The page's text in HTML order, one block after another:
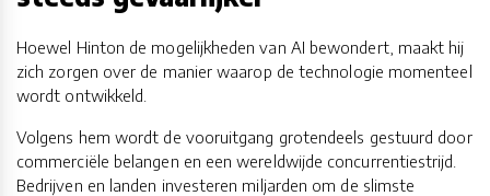
Hoewel Hinton de mogelijkheden van AI bewondert, maakt hij
zich zorgen over de manier waarop de technologie momenteel
wordt ontwikkeld.
Volgens hem wordt de vooruitgang grotendeels gestuurd door
commerciële belangen en een wereldwijde concurrentiestrijd.
Bedrijven en landen investeren miljarden om de slimste